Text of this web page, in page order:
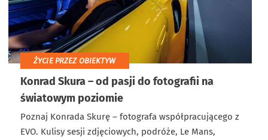
ŻYCIE PRZEZ OBIEKTYW
Konrad Skura – od pasji do fotografii na
światowym poziomie
Poznaj Konrada Skurę – fotografa współpracującego z
EVO. Kulisy sesji zdjęciowych, podróże, Le Mans,